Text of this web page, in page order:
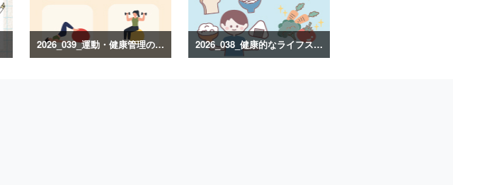
2026_039_運動・健康管理のイラスト 2026_038_健康的なライフスタイルのイラスト